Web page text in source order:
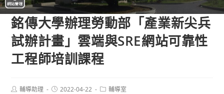
銘傳大學辦理勞動部「產業新尖兵
試辦計畫」雲端與SRE網站可靠性
工程師培訓課程
Post輔導助理
Post2022-04-22
Post輔導室